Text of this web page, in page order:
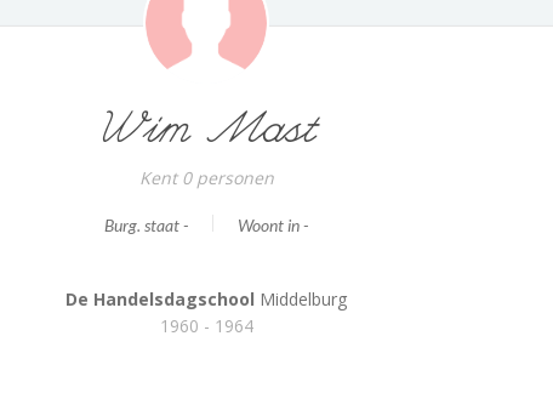
Wim Mast
Kent 0 personen
Burg. staat - Woont in -
De Handelsdagschool Middelburg
1960 - 1964